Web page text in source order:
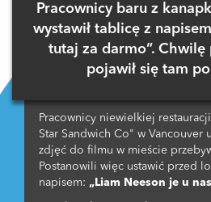
Pracownicy baru z
wystawił tablicę z
tutaj za darmo”. Chwilę
pojawił się tam
Pracownicy niewielkiej
Star Sandwich Co" w Vancouver
zdjęć do filmu w mieście
Postanowili więc ustawić przed
napisem: „Liam Neeson je u